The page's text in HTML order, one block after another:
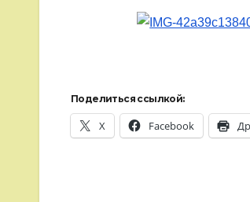
Поделиться ссылкой:
X Facebook